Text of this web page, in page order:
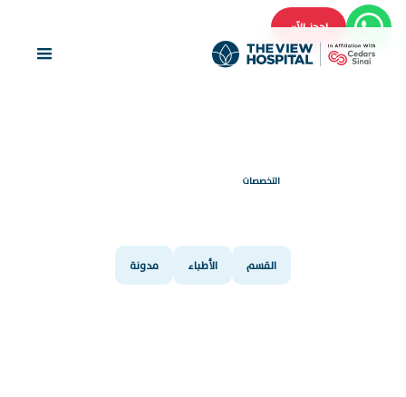
احجز الآن
التخصصات
القسم الأطباء مدونة